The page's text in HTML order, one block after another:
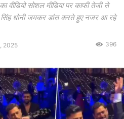
सोशल मीडिया पर काफी तेजी से
सिंह धोनी जमकर डांस करते हुए नजर आ रहे
2025 396